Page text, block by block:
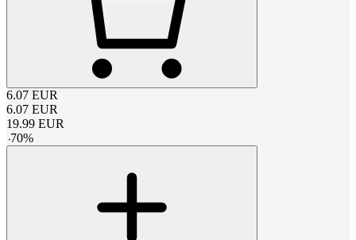
6.07 EUR
6.07 EUR
19.99 EUR
-70%